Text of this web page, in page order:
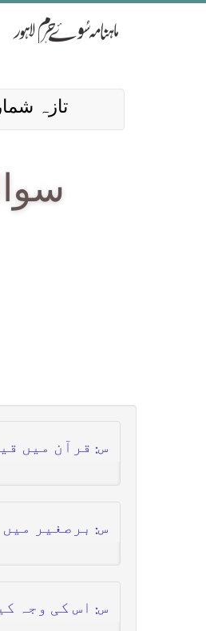
تازہ
س: قرآن میں
س: برصغیر
س: اس کی وجہ